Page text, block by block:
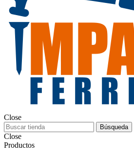
Close
Búsqueda
Close
Productos